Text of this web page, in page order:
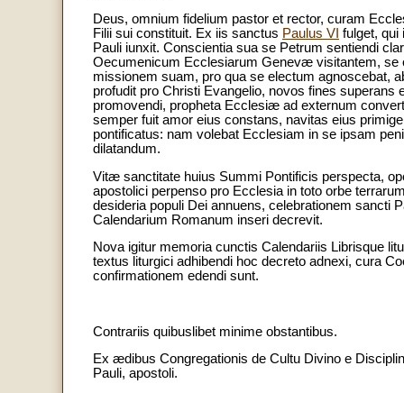
Deus, omnium fidelium pastor et rector, curam
Filii sui constituit. Ex iis sanctus Paulus VI fulget, qui
Pauli iunxit. Conscientia sua se Petrum sentiendi
Oecumenicum Ecclesiarum Genevæ visitantem, se
missionem suam, pro qua se electum agnoscebat,
profudit pro Christi Evangelio, novos fines superans
promovendi, propheta Ecclesiæ ad externum
semper fuit amor eius constans, navitas eius
pontificatus: nam volebat Ecclesiam in se ipsam
dilatandum.
Vitæ sanctitate huius Summi Pontificis perspecta,
apostolici perpenso pro Ecclesia in toto orbe
desideria populi Dei annuens, celebrationem sancti
Calendarium Romanum inseri decrevit.
Nova igitur memoria cunctis Calendariis Librisque
textus liturgici adhibendi hoc decreto adnexi, cura
confirmationem edendi sunt.
Contrariis quibuslibet minime obstantibus.
Ex ædibus Congregationis de Cultu Divino e
Pauli, apostoli.